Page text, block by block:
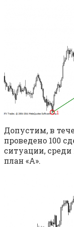
Допустим, в
проведено 100
ситуации, среди
план «А».